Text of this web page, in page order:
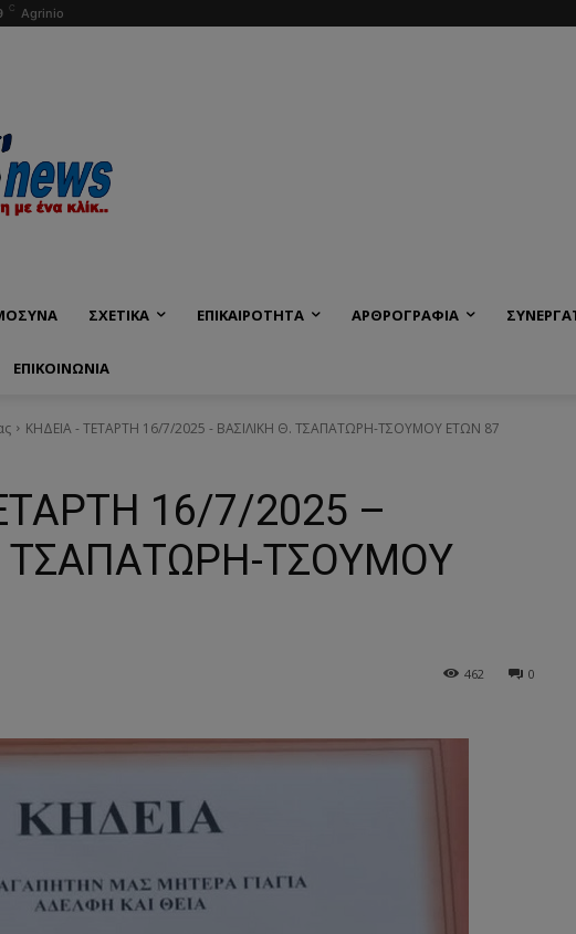
C Agrinio
ΣΧΕΤΙΚΑ ΕΠΙΚΑΙΡΟΤΗΤΑ ΑΡΘΡΟΓΡΑΦΙΑ
ΕΠΙΚΟΙΝΩΝΊΑ
ΚΗΔΕΙΑ - ΤΕΤΑΡΤΗ 16/7/2025 - ΒΑΣΙΛΙΚΗ Θ. ΤΣΑΠΑΤΩΡΗ-ΤΣΟΥΜΟΥ ΕΤΩΝ 87
16/7/2025 –
ΤΣΑΠΑΤΩΡΗ-ΤΣΟΥΜΟΥ
0
462